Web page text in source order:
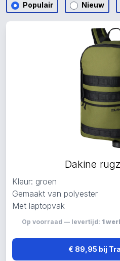
Populair Nieuw
Dakine
Kleur: groen
Gemaakt van polyester
Met laptopvak
Op voorraad — levertijd: 1
€ 89,95 bij